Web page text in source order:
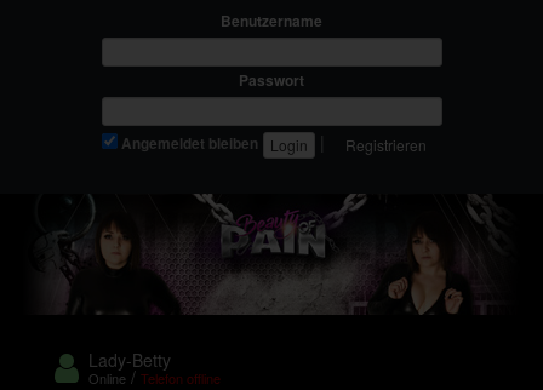
Benutzername
Passwort
Angemeldet bleiben Registrieren
Lady-Betty
Online /Telefon offline